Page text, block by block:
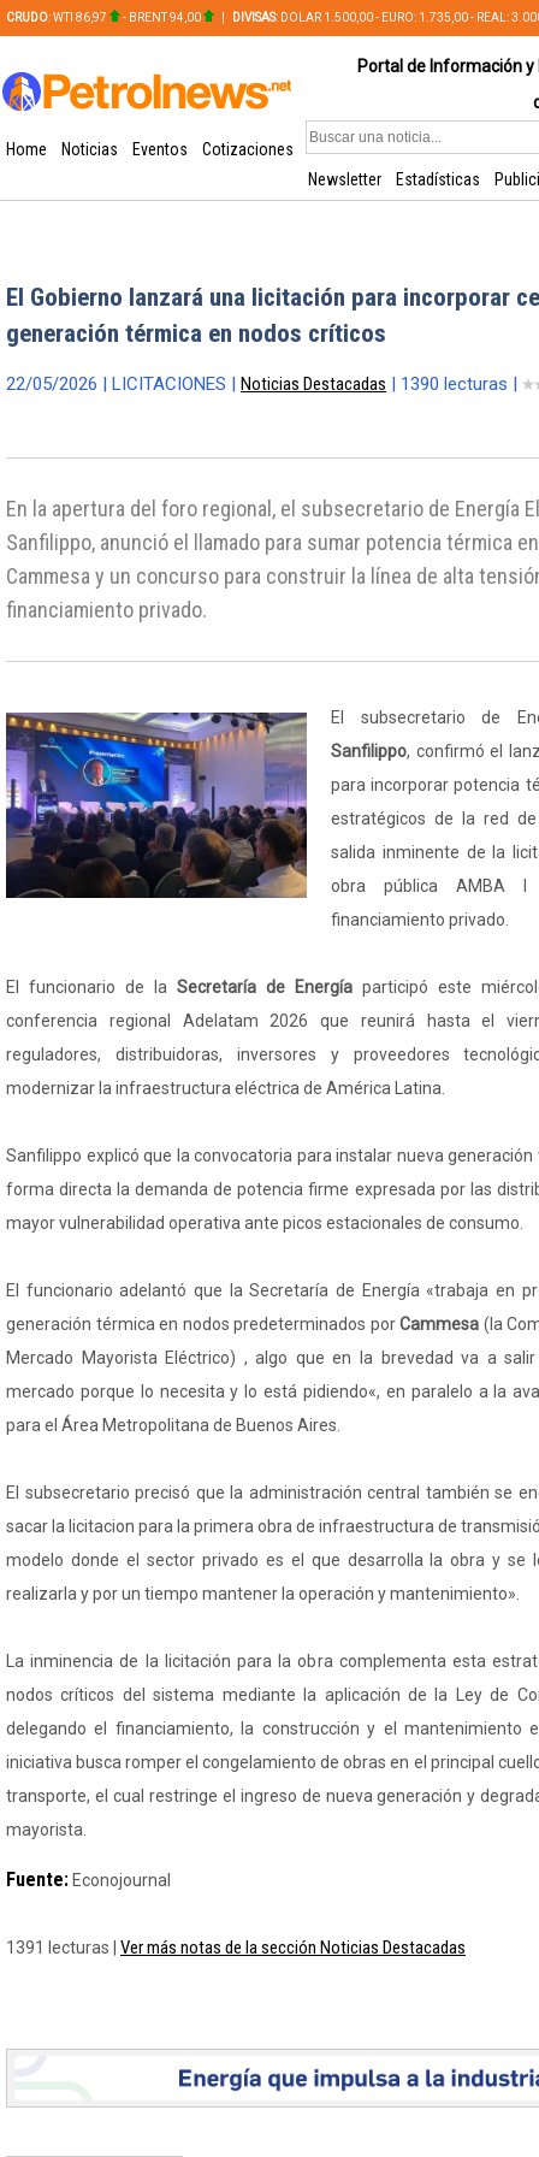
CRUDO: WTI 86,97 - BRENT 94,00 DIVISAS: DOLAR 1.500,00 - EURO: 1.735,00 - REAL:
Portal de Información
Home Noticias Eventos
Cotizaciones
Newsletter
Estadísticas
El Gobierno lanzará una licitación para incorporar
generación térmica en nodos críticos
22/05/2026 | LICITACIONES | Noticias Destacadas | 1390 lecturas |
En la apertura del foro regional, el subsecretario de Energía
Sanfilippo, anunció el llamado para sumar potencia térmica
Cammesa y un concurso para construir la línea de alta
financiamiento privado.
El subsecretario de
Sanfilippo, confirmó el
para incorporar potencia
estratégicos de la red
salida inminente de la
obra pública AMBA
financiamiento privado.
El funcionario de la Secretaría de Energía participó este
conferencia regional Adelatam 2026 que reunirá hasta el
reguladores, distribuidoras, inversores y proveedores
modernizar la infraestructura eléctrica de América Latina.
Sanfilippo explicó que la convocatoria para instalar nueva
forma directa la demanda de potencia firme expresada por las
mayor vulnerabilidad operativa ante picos estacionales de consumo.
El funcionario adelantó que la Secretaría de Energía «trabaja en
generación térmica en nodos predeterminados porCammesa (la
Mercado Mayorista Eléctrico) , algo que en la brevedad va a
mercado porque lo necesita y lo está pidiendo«, en paralelo a la
para el Área Metropolitana de Buenos Aires.
El subsecretario precisó que la administración central también se
sacar la licitacion para la primera obra de infraestructura de
modelo donde el sector privado es el que desarrolla la obra y se
realizarla y por un tiempo mantener la operación y mantenimiento».
La inminencia de la licitación para la obra complementa esta
nodos críticos del sistema mediante la aplicación de la Ley de
delegando el financiamiento, la construcción y el mantenimiento
iniciativa busca romper el congelamiento de obras en el principal
transporte, el cual restringe el ingreso de nueva generación y
mayorista.
Fuente: Econojournal
1391 lecturas | Ver más notas de la sección Noticias Destacadas